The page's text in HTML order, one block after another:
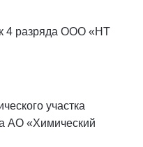
4 разряда ООО «НТ
участка
АО «Химический